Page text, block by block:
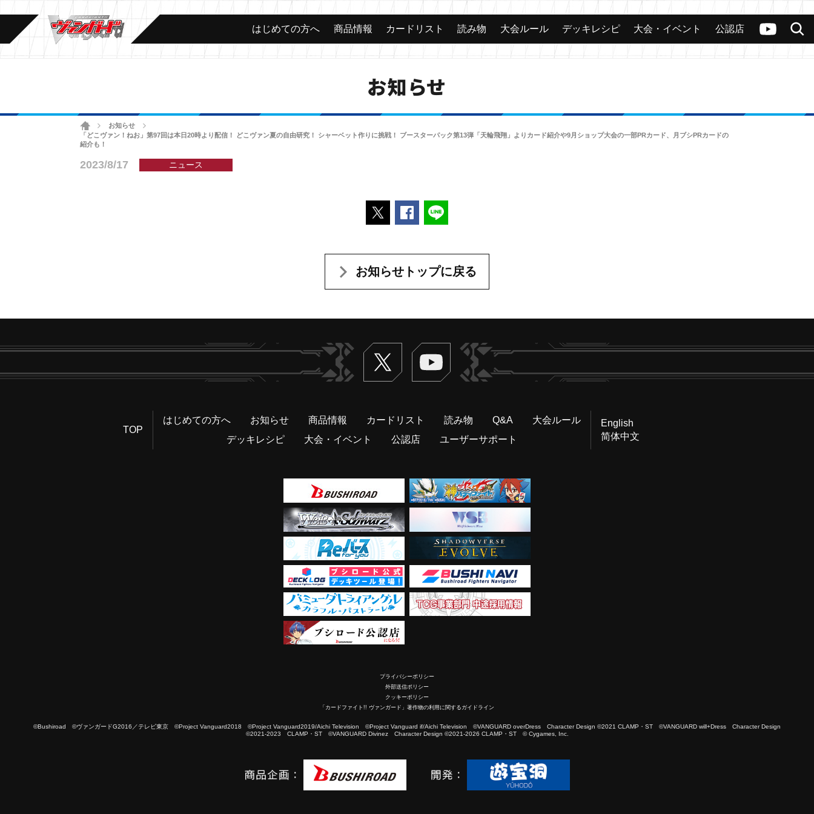
ヴァンガードch
検索
カード 大会 公認店舗 その他
はじめての方へ 商品情報 カードリスト 読み物 大会ルール デッキレシピ 大会・イベント 公認店
お知らせ
ホームお知らせ
「どこヴァン！ねお」第97回は本日20時より配信！ どこヴァン夏の自由研究！ シャーベット作りに挑戦！ ブースターパック第13弾「天輪飛翔」よりカード紹介や9月ショップ大会の一部PRカード、月ブシPRカードの
紹介も！
2023/8/17 ニュース
ポストするFacebookでシェアする
お知らせトップに戻る
Twitter ヴァンガードch
TOP
はじめての方へ お知らせ 商品情報 カードリスト 読み物 Q&A
大会ルール
デッキレシピ
大会・イベント 公認店 ユーザーサポート
English
简体中文
プライバシーポリシー
外部送信ポリシー
クッキーポリシー
「カードファイト!! ヴァンガード」著作物の利用に関するガイドライン
©Bushiroad ©ヴァンガードG2016／テレビ東京 ©Project Vanguard2018 ©Project Vanguard2019/Aichi Television ©Project Vanguard if/Aichi Television ©VANGUARD overDress Character Design ©2021 CLAMP・ST ©VANGUARD will+Dress Character Design
©2021-2023 CLAMP・ST ©VANGUARD Divinez Character Design ©2021-2026 CLAMP・ST © Cygames, Inc.